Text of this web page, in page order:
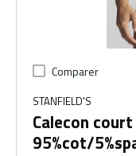
Comparer
STANFIELD'S
Calecon
95%cot/